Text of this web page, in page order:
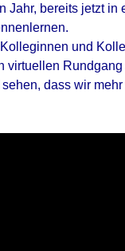
Jahr, bereits jetzt in
und
dass wir